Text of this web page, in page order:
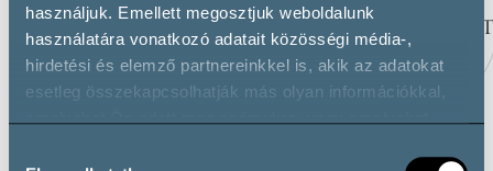
használjuk. Emellett megosztjuk weboldalunk
használatára vonatkozó adatait közösségi média-,
hirdetési és elemző partnereinkkel is, akik az adatokat
esetleg összekapcsolhatják más olyan információkkal,
BAKOS PINCÉSZET,